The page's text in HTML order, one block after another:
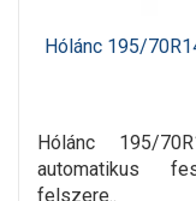
Hólánc 195/
Hólánc 195/
automatikus
felszere..